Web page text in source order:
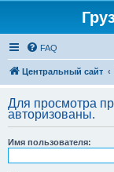
FAQ
Центральный сайт
Для просмотра
авторизованы.
Имя пользователя: